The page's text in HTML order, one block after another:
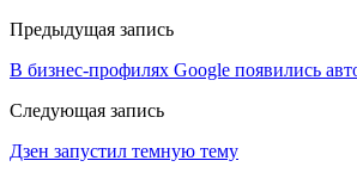
Предыдущая запись
В бизнес-профилях Google появились
Следующая запись
Дзен запустил темную тему